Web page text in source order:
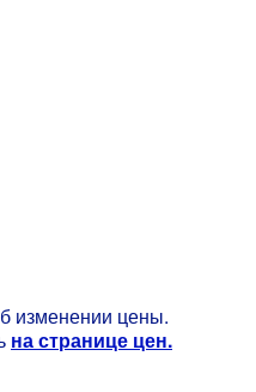
изменении цены.
на странице цен.